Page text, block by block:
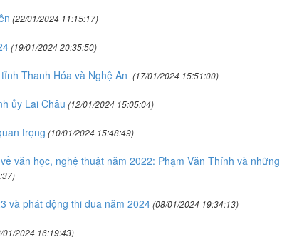
(22/01/2024 11:15:17)
(19/01/2024 20:35:50)
Thanh Hóa và Nghệ An (17/01/2024 15:51:00)
ủy Lai Châu (12/01/2024 15:05:04)
trọng (10/01/2024 15:48:49)
văn học, nghệ thuật năm 2022: Phạm Văn Thính và những
và phát động thi đua năm 2024(08/01/2024 19:34:13)
2024 16:19:43)